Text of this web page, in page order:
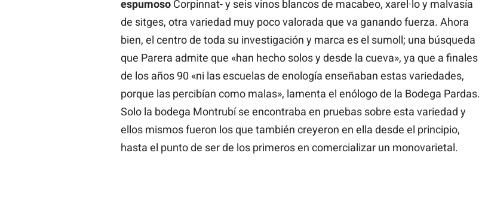
espumosoCorpinnat- y seis vinos blancos de macabeo, xarel·lo y malvasía
de sitges, otra variedad muy poco valorada que va ganando fuerza. Ahora
bien, el centro de toda su investigación y marca es el sumoll; una búsqueda
que Parera admite que «han hecho solos y desde la cueva», ya que a finales
de los años 90 «ni las escuelas de enología enseñaban estas variedades,
porque las percibían como malas», lamenta el enólogo de la Bodega Pardas.
Solo la bodega Montrubí se encontraba en pruebas sobre esta variedad y
ellos mismos fueron los que también creyeron en ella desde el principio,
hasta el punto de ser de los primeros en comercializar un monovarietal.